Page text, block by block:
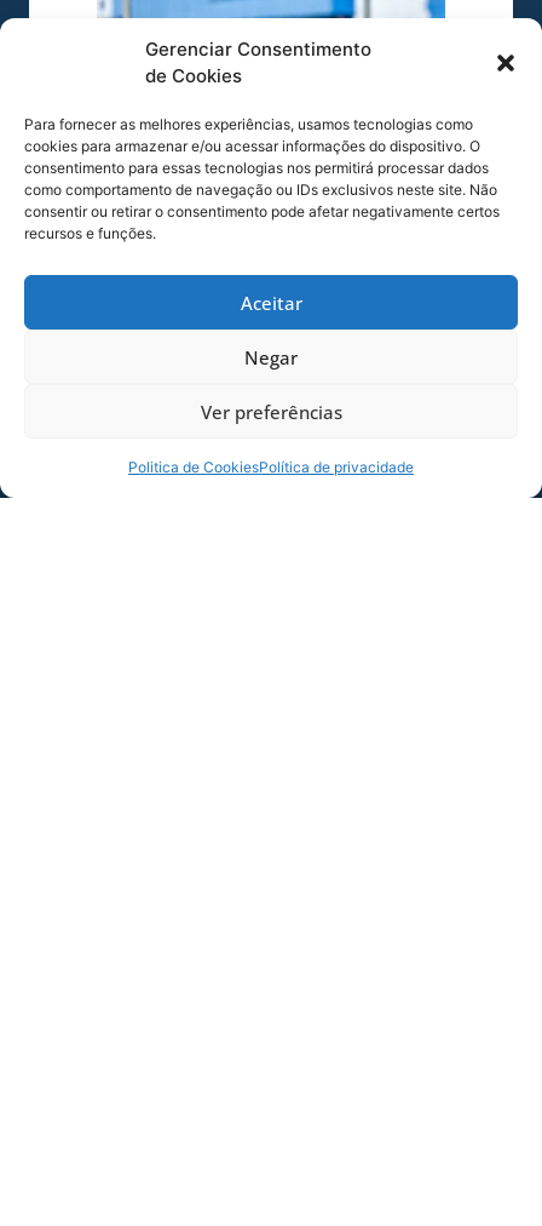
Gerenciar Consentimento
de Cookies
Para fornecer as melhores experiências, usamos tecnologias como
cookies para armazenar e/ou acessar informações do dispositivo. O
consentimento para essas tecnologias nos permitirá processar dados
como comportamento de navegação ou IDs exclusivos neste site. Não
consentir ou retirar o consentimento pode afetar negativamente certos
recursos e funções.
Aceitar
Negar
Ver preferências
Politica de CookiesPolítica de privacidade
COMPARTILHE ESSA NOTÍCIA
MAIS NOTÍCIAS